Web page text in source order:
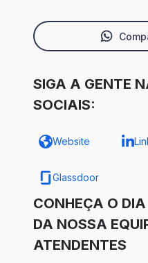
SIGA A GENTE
SOCIAIS:
Website
Glassdoor
CONHEÇA O
DA NOSSA
ATENDENTES